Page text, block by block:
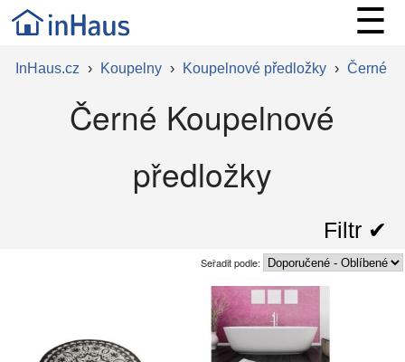
☰
InHaus.cz › Koupelny › Koupelnové předložky › Černé
Černé Koupelnové
předložky
Filtr ✔︎
Seřadit podle: